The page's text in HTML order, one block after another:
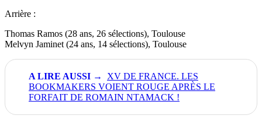
Arrière :
Thomas Ramos (28 ans, 26 sélections), Toulouse
Melvyn Jaminet (24 ans, 14 sélections), Toulouse
XV DE FRANCE. LES
BOOKMAKERS VOIENT ROUGE APRÈS LE
FORFAIT DE ROMAIN NTAMACK !